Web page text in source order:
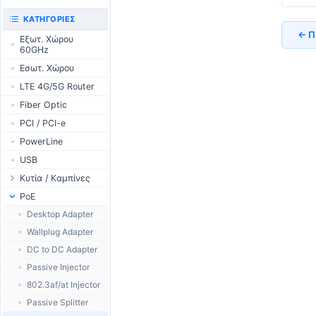
←
UniFi CloudKeys &
UniFi Switching
Security
UniFi Camera
Accessories
PoE & Power
U Fiber
RouterBOARD
Διεπαφές
Εξαρτήματα
Κεραίες
SFP / QSFP
ΚΑΤΗΓΟΡΊΕΣ
Εξωτ. Χώρου
60GHz
Εσωτ. Χώρου
LTE 4G/5G Router
Fiber Optic
PCI / PCI-e
PowerLine
USB
Κυτία / Καμπίνες
Outdoor Cases
Indoor Cases
Indoor - Racks
Patch Panels
Accessories
PoE
Desktop Adapter
Wallplug Adapter
DC to DC Adapter
Passive Injector
802.3af/at Injector
Passive Splitter